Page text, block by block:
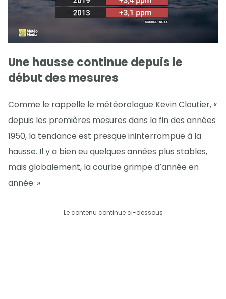
Une hausse continue depuis le
début des mesures
Comme le rappelle le météorologue Kevin Cloutier, «
depuis les premières mesures dans la fin des années
1950, la tendance est presque ininterrompue à la
hausse. Il y a bien eu quelques années plus stables,
mais globalement, la courbe grimpe d’année en
année. »
Le contenu continue ci-dessous